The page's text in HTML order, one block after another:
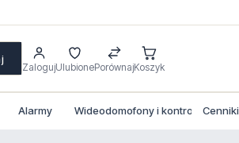
ZalogujUlubionePorównajKoszyk
Alarmy Wideodomofony i kontrola dostepu
Cenniki